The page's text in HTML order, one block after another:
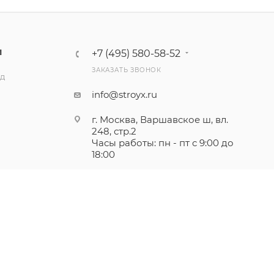
+7 (495) 580-58-52
ЗАКАЗАТЬ ЗВОНОК
info@stroyx.ru
г. Москва, Варшавское ш, вл.
248, стр.2
Часы работы: пн - пт с 9:00 до
18:00